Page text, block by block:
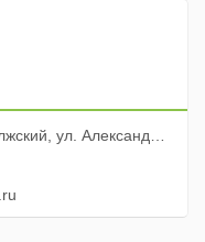
ул. Александрова, 39